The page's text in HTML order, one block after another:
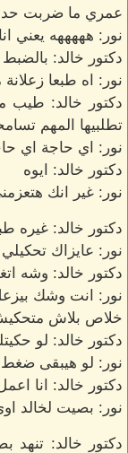
عمري ما ضربت حد
نور: هههههه يعني
دكتور خالد:
نور: اه طبعا
دكتور خالد: طيب
تطلبيها المهم
نور: اي حاجة اي
دكتور خالد: ايوه
نور: غير انك
دكتور خالد: غيره
نور: عايزاك
دكتور خالد: وشه
نور: انت وشك
خلاص بلاش
دكتور خالد: لو
نور: لو هيبقى
دكتور خالد: انا
نور: بصيت لخالد
دكتور خالد: تنهد